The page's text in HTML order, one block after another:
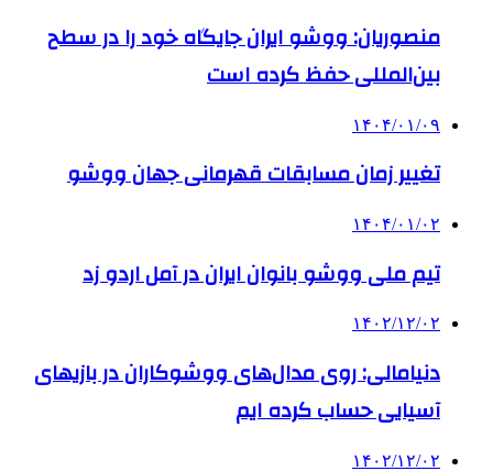
منصوریان: ووشو ایران جایگاه خود را در سطح
بین‌المللی حفظ کرده است
۱۴۰۴/۰۱/۰۹
تغییر زمان مسابقات قهرمانی جهان ووشو
۱۴۰۴/۰۱/۰۲
تیم ملی ووشو بانوان ایران در آمل اردو زد
۱۴۰۲/۱۲/۰۲
دنیامالی: روی مدال‌های ووشوکاران در بازیهای
آسیایی حساب کرده ایم
۱۴۰۲/۱۲/۰۲